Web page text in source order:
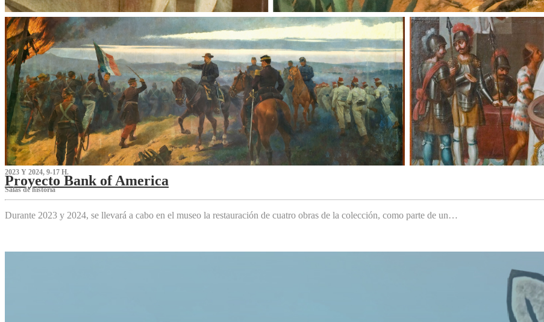
2023 Y 2024, 9-17 H.
Proyecto Bank of America
S‌alas de historia
Durante 2023 y 2024, se llevará a cabo en el museo la restauración de cuatro obras de la colección, como parte de un…